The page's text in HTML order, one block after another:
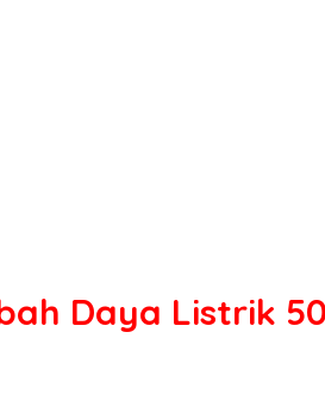
Daya Listrik